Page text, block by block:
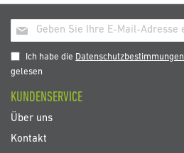
Melden
Sie
sich
für
Newsletter
an:
Ich habe die Datenschutzbestimmungen
gelesen
KUNDENSERVICE
Über uns
Kontakt